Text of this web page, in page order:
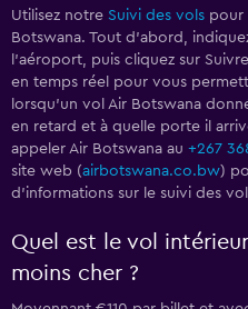
Utilisez notre Suivi des vols pour
Botswana. Tout d'abord,
l'aéroport, puis cliquez sur
en temps réel pour vous
lorsqu'un vol Air Botswana
en retard et à quelle porte il
appeler Air Botswana au +267
site web (airbotswana.co.bw)
d'informations sur le suivi des
Quel est le vol
moins cher ?